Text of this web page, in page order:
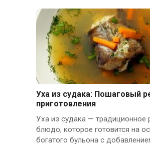
Уха из судака: Пошаговый
приготовления
Уха из судака — традиционное
блюдо, которое готовится на
богатого бульона с